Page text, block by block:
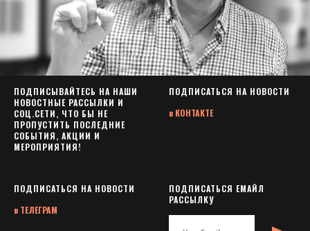
ПОДПИСЫВАЙТЕСЬ НА НАШИ
НОВОСТНЫЕ РАССЫЛКИ И
СОЦ.СЕТИ, ЧТО БЫ НЕ
ПРОПУСТИТЬ ПОСЛЕДНИЕ
СОБЫТИЯ, АКЦИИ И
МЕРОПРИЯТИЯ!
ПОДПИСАТЬСЯ НА НОВОСТИ
в КОНТАКТЕ
ПОДПИСАТЬСЯ НА НОВОСТИ
в ТЕЛЕГРАМ
ПОДПИСАТЬСЯ ЕМАЙЛ
РАССЫЛКУ